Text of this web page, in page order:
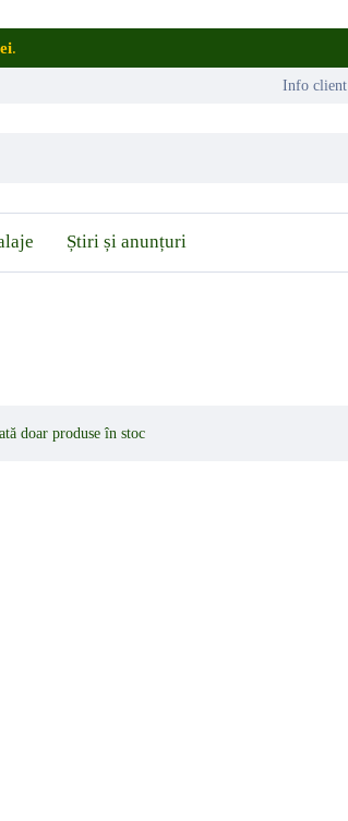
.
Info client
Știri și anunțuri
doar produse în stoc